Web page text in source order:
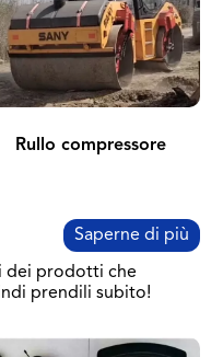
Rullo compressore
Saperne di più
dei prodotti che
prendili subito!